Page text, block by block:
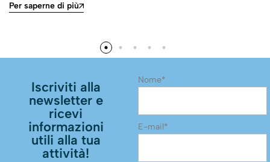
Per saperne di più
Iscriviti alla
newsletter e
ricevi
informazioni
utili alla tua
attività!
Nome*
E-mail*